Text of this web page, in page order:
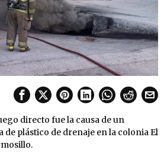
directo fue la causa de un
plástico de drenaje en la colonia El